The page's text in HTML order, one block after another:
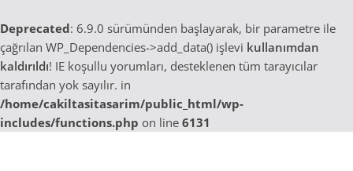
Deprecated: 6.9.0 sürümünden başlayarak, bir parametre ile
çağrılan WP_Dependencies->add_data() işlevi kullanımdan
kaldırıldı! IE koşullu yorumları, desteklenen tüm tarayıcılar
tarafından yok sayılır. in
/home/cakiltasitasarim/public_html/wp-
includes/functions.php on line 6131